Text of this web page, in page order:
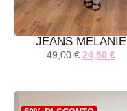
JEANS MELANIE
49,00€ 24,50€